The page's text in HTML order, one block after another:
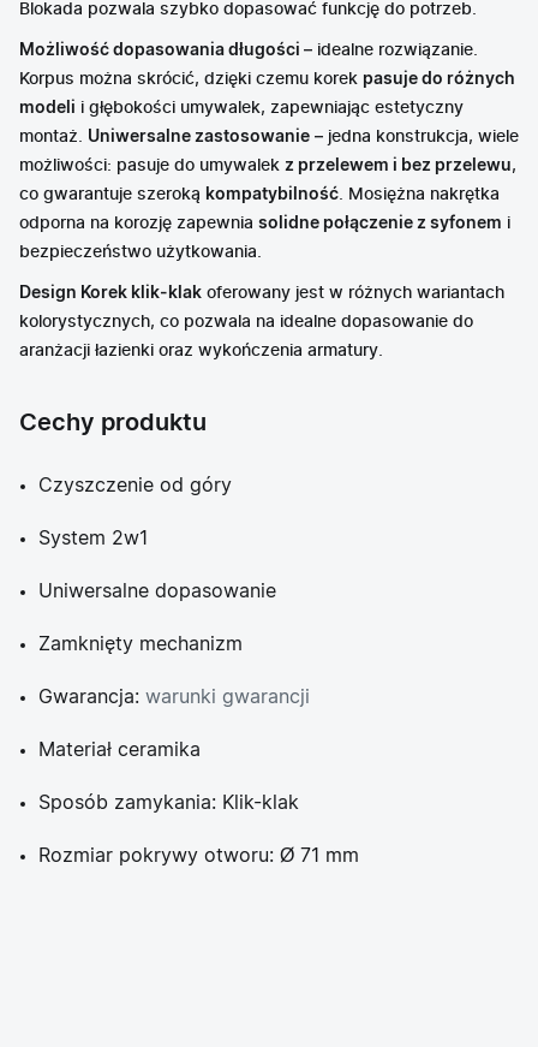
Blokada pozwala szybko dopasować funkcję do potrzeb.
Możliwość dopasowania długości – idealne rozwiązanie.
Korpus można skrócić, dzięki czemu korek pasuje do różnych
modeli i głębokości umywalek, zapewniając estetyczny
montaż. Uniwersalne zastosowanie – jedna konstrukcja, wiele
możliwości: pasuje do umywalek z przelewem i bez przelewu,
co gwarantuje szeroką kompatybilność. Mosiężna nakrętka
odporna na korozję zapewnia solidne połączenie z syfonem i
bezpieczeństwo użytkowania.
Design Korek klik-klak oferowany jest w różnych wariantach
kolorystycznych, co pozwala na idealne dopasowanie do
aranżacji łazienki oraz wykończenia armatury.
Cechy produktu
Czyszczenie od góry
System 2w1
Uniwersalne dopasowanie
Zamknięty mechanizm
Gwarancja: warunki gwarancji
Materiał ceramika
Sposób zamykania: Klik-klak
Rozmiar pokrywy otworu: Ø 71 mm